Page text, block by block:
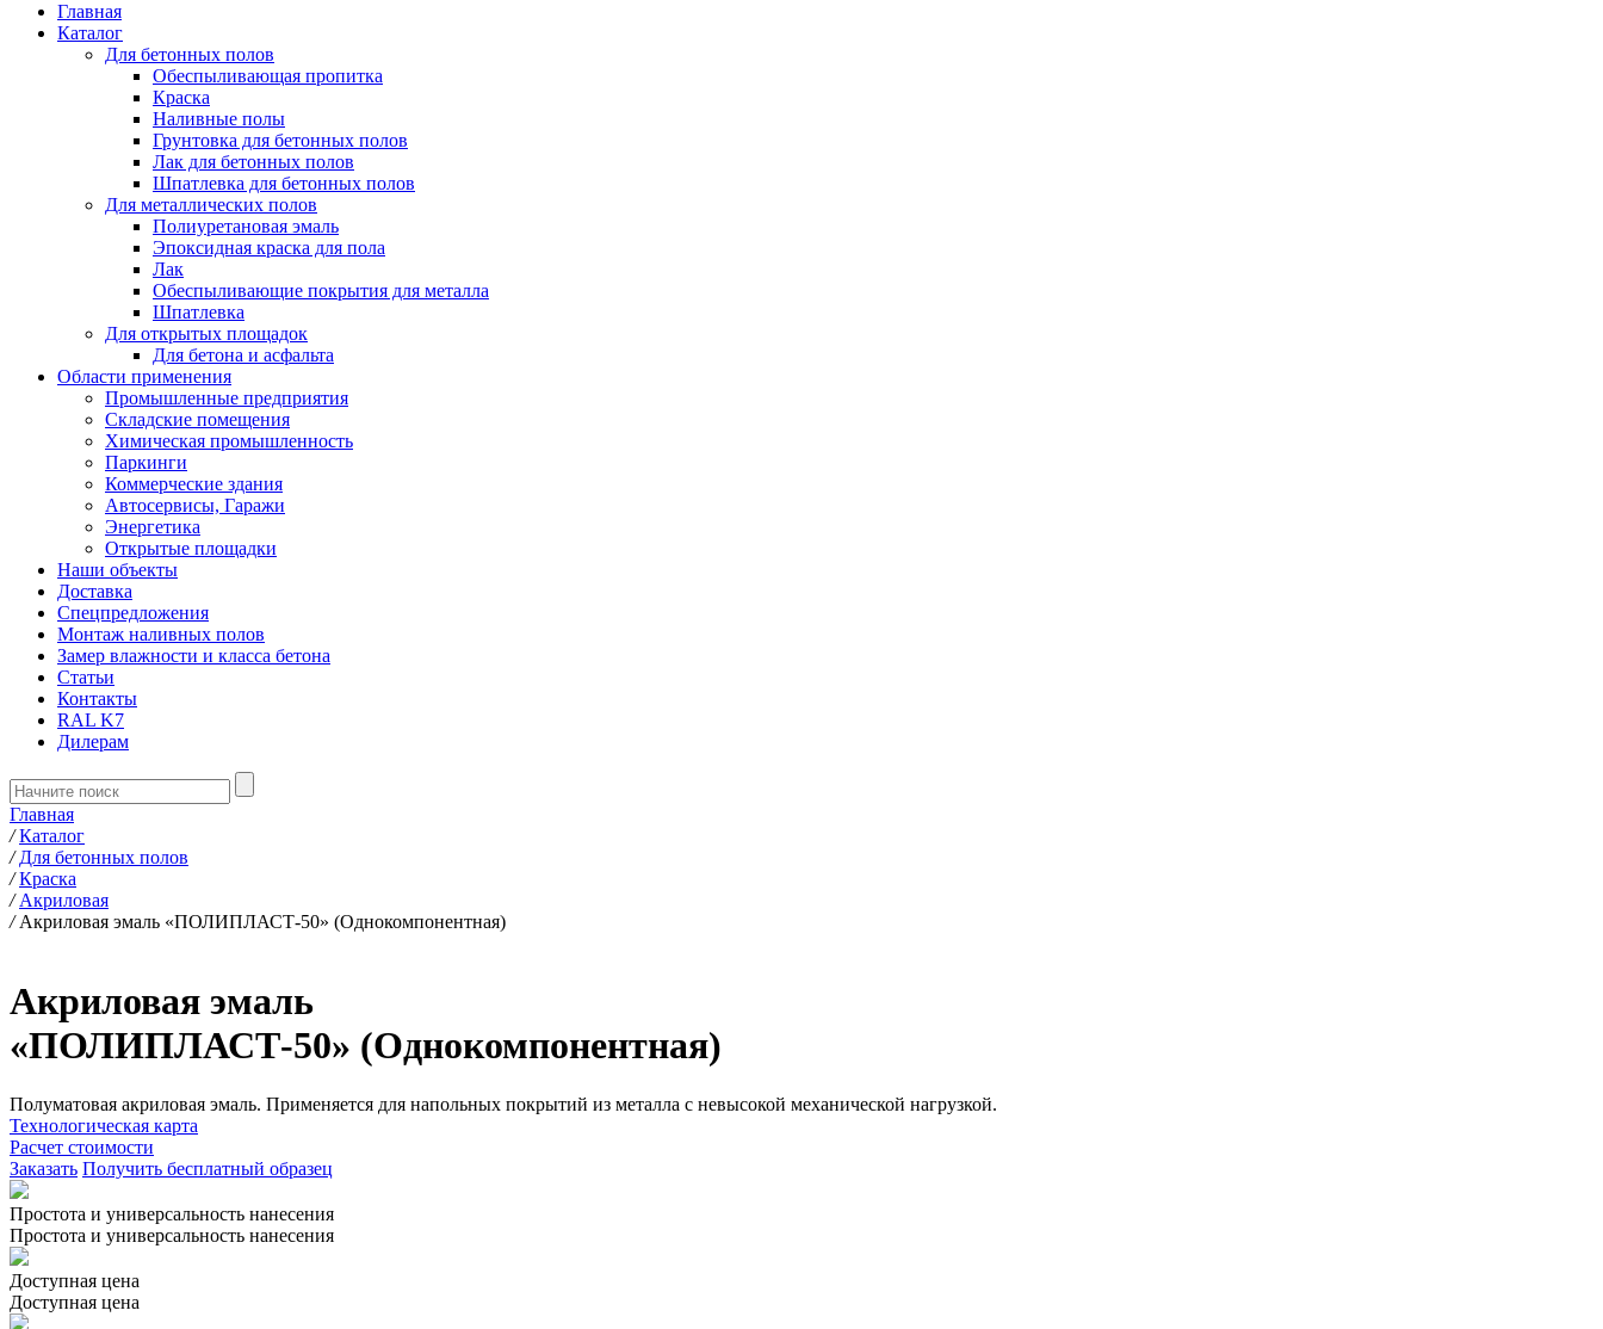
Главная
Каталог
Для бетонных полов
Обеспыливающая пропитка
Краска
Наливные полы
Грунтовка для бетонных полов
Лак для бетонных полов
Шпатлевка для бетонных полов
Для металлических полов
Полиуретановая эмаль
Эпоксидная краска для пола
Лак
Обеспыливающие покрытия для металла
Шпатлевка
Для открытых площадок
Для бетона и асфальта
Области применения
Промышленные предприятия
Складские помещения
Химическая промышленность
Паркинги
Коммерческие здания
Автосервисы, Гаражи
Энергетика
Открытые площадки
Наши объекты
Доставка
Спецпредложения
Монтаж наливных полов
Замер влажности и класса бетона
Статьи
Контакты
RAL K7
Дилерам
Главная
/ Каталог
/ Для бетонных полов
/ Краска
/ Акриловая
/ Акриловая эмаль «ПОЛИПЛАСТ-50» (Однокомпонентная)
Акриловая эмаль
«ПОЛИПЛАСТ-50» (Однокомпонентная)
Полуматовая акриловая эмаль. Применяется для напольных покрытий из металла с невысокой механической нагрузкой.
Технологическая карта
Расчет стоимости
Заказать Получить бесплатный образец
Простота и универсальность нанесения
Простота и универсальность нанесения
Доступная цена
Доступная цена